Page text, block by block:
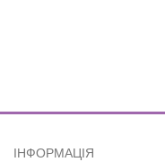
ІНФОРМАЦІЯ